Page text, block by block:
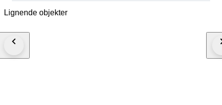
support and style Cushioned insole for comfort Iconic Air Jordan Wings
Lignende objekter